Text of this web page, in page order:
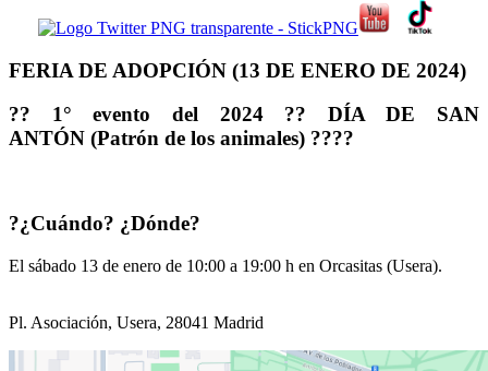
FERIA DE ADOPCIÓN (13 DE ENERO DE 2024)
?? 1° evento del 2024 ?? DÍA DE SAN
ANTÓN (Patrón de los animales) ???‍?
?¿Cuándo? ¿Dónde?
El sábado 13 de enero de 10:00 a 19:00 h en Orcasitas (Usera).
Pl. Asociación, Usera, 28041 Madrid